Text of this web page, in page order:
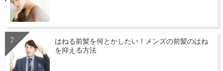
はねる前髪を何とかしたい！メンズの前髪のはね
を抑える方法